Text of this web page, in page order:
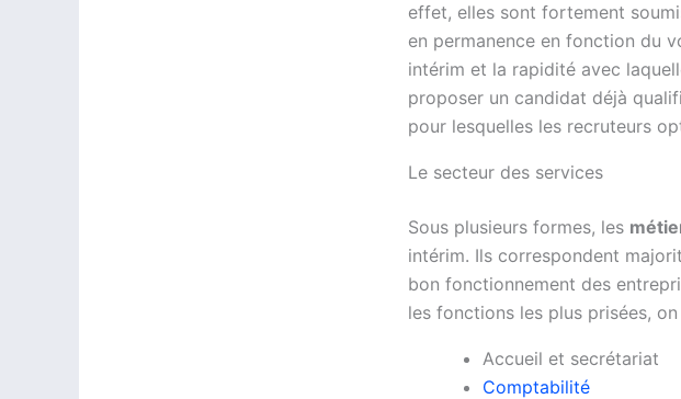
effet, elles sont fortement
en permanence en fonction du
intérim et la rapidité avec
proposer un candidat déjà
pour lesquelles les recruteurs
Le secteur des services
Sous plusieurs formes, les
intérim. Ils correspondent
bon fonctionnement des
les fonctions les plus prisées,
Accueil et secrétariat
Comptabilité